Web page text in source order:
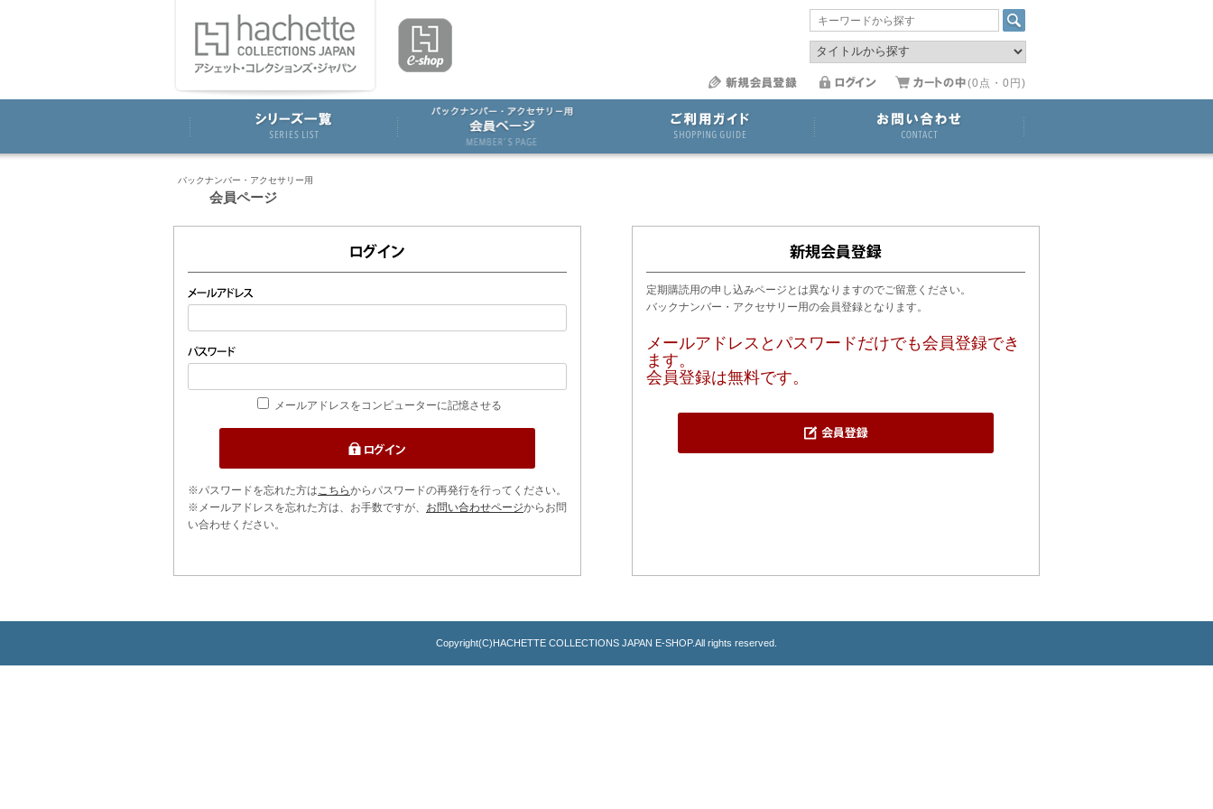
(0点・0円)
バックナンバー・アクセサリー用
会員ページ
メールアドレスをコンピューターに記憶させる
※パスワードを忘れた方はこちらからパスワードの再発行を行ってください。
※メールアドレスを忘れた方は、お手数ですが、 お問い合わせページからお問
い合わせください。
定期購読用の申し込みページとは異なりますのでご留意ください。
バックナンバー・アクセサリー用の会員登録となります。
メールアドレスとパスワードだけでも会員登録でき
ます。
会員登録は無料です。
Copyright(C)HACHETTE COLLECTIONS JAPAN E-SHOP.All rights reserved.